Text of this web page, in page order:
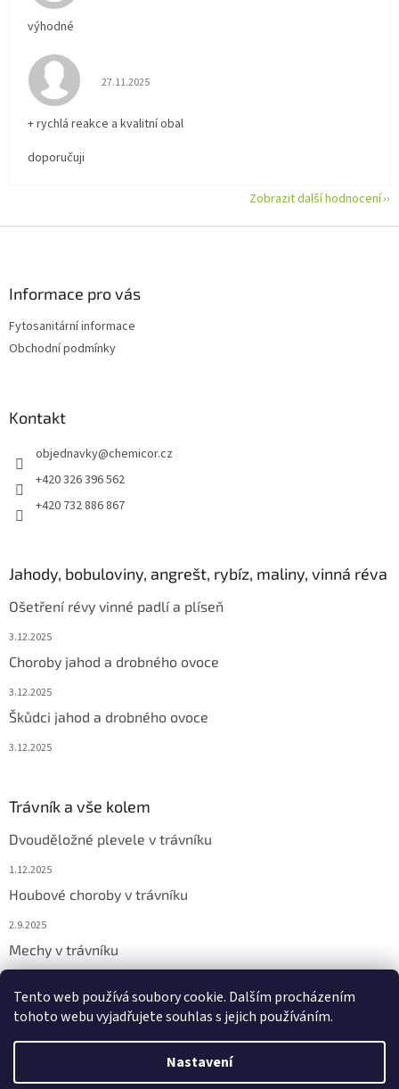
Tento web používá soubory cookie. Dalším procházením
tohoto webu vyjadřujete souhlas s jejich používáním.
Nastavení
výhodné
Hodnocení obchodu je 5 z 5 hvězdiček.
27.11.2025
+ rychlá reakce a kvalitní obal
doporučuji
Zobrazit další hodnocení
Informace pro vás
Fytosanitární informace
Obchodní podmínky
Kontakt
objednavky@chemicor.cz
+420 326 396 562
+420 732 886 867
Jahody, bobuloviny, angrešt, rybíz, maliny, vinná réva
Ošetření révy vinné padlí a plíseň
3.12.2025
Choroby jahod a drobného ovoce
3.12.2025
Škůdci jahod a drobného ovoce
3.12.2025
Trávník a vše kolem
Dvouděložné plevele v trávníku
1.12.2025
Houbové choroby v trávníku
2.9.2025
Mechy v trávníku